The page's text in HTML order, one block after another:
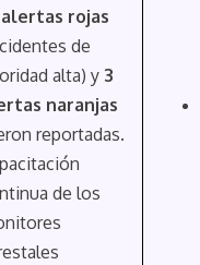
alertas rojas
de
alta) y 3
naranjas
reportadas.
de los